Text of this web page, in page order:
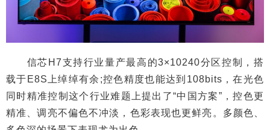
信芯H7支持行业量产最高的3×10240分区控制，搭
载于E8S上绰绰有余;控色精度也能达到108bits，在光色
同时精准控制这个行业难题上提出了“中国方案”，控色更
精准、调亮不偏色不冲淡，色彩表现也更鲜亮。多颜色、